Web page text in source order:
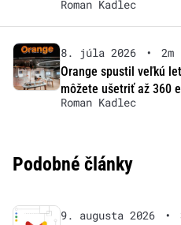
Roman Kadlec
8. júla 2026 •
2m
Orange spustil veľkú
môžete ušetriť až 360
Roman Kadlec
Podobné články
9. augusta 2026 •